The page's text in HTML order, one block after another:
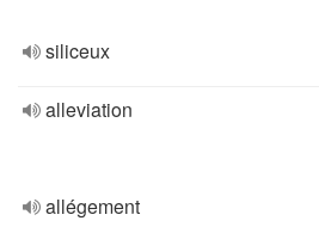
siliceux
alleviation
allégement